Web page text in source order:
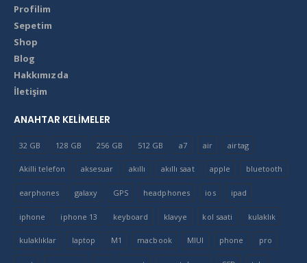
Profilim
Sepetim
Shop
Blog
Hakkımızda
İletişim
ANAHTAR KELIMELER
32 GB 128 GB 256 GB 512 GB a7 air airtag
Akilli telefon aksesuar akıllı akıllı saat apple bluetooth
earphones galaxy GPS headphones ios ipad
iphone iphone 13 keyboard klavye kol saati kulaklık
kulaklıklar laptop M1 macbook MIUI phone pro